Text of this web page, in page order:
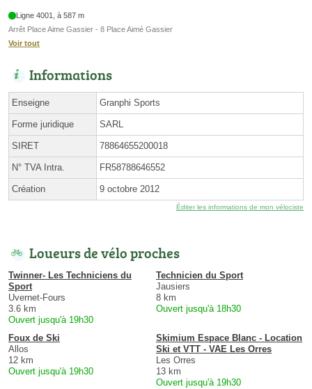
Ligne 4001, à 587 m
Arrêt Place Aime Gassier - 8 Place Aimé Gassier
Voir tout
Informations
Enseigne Granphi Sports
Forme juridique SARL
SIRET 78864655200018
N° TVA Intra. FR58788646552
Création 9 octobre 2012
Éditer les informations de mon vélociste
Loueurs de vélo proches
Twinner- Les Techniciens du
Sport
Uvernet-Fours
3.6 km
Ouvert jusqu'à 19h30
Technicien du Sport
Jausiers
8 km
Ouvert jusqu'à 18h30
Foux de Ski
Allos
12 km
Ouvert jusqu'à 19h30
Skimium Espace Blanc - Location
Ski et VTT - VAE Les Orres
Les Orres
13 km
Ouvert jusqu'à 19h30